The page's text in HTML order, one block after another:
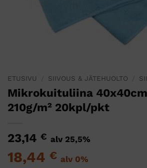
ETUSIVU SIIVOUS & JÄTEHUOLTO
Mikrokuituliina
210g/m² 20kpl/pkt
23,14 € alv 25,5%
18,44 € alv 0%